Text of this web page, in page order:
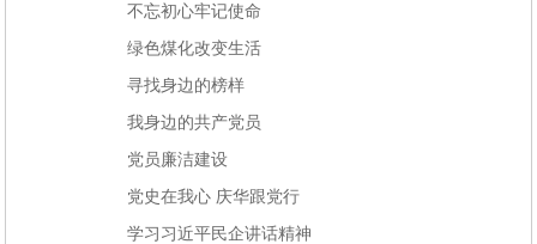
不忘初心牢记使命
绿色煤化改变生活
寻找身边的榜样
我身边的共产党员
党员廉洁建设
党史在我心 庆华跟党行
学习习近平民企讲话精神